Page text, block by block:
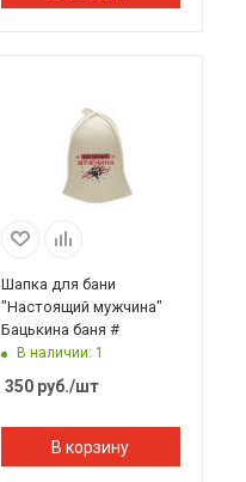
Шапка для бани
"Настоящий мужчина"
Бацькина баня #
В наличии: 1
350руб./шт
В корзину